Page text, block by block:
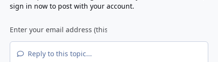
sign in nowto post with your account.
Reply to this topic...